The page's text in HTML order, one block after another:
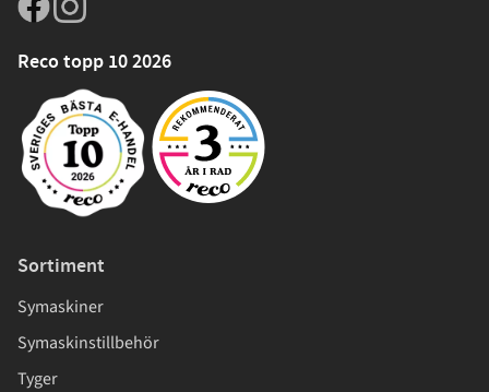
Reco topp 10 2026
Sortiment
Symaskiner
Symaskinstillbehör
Tyger